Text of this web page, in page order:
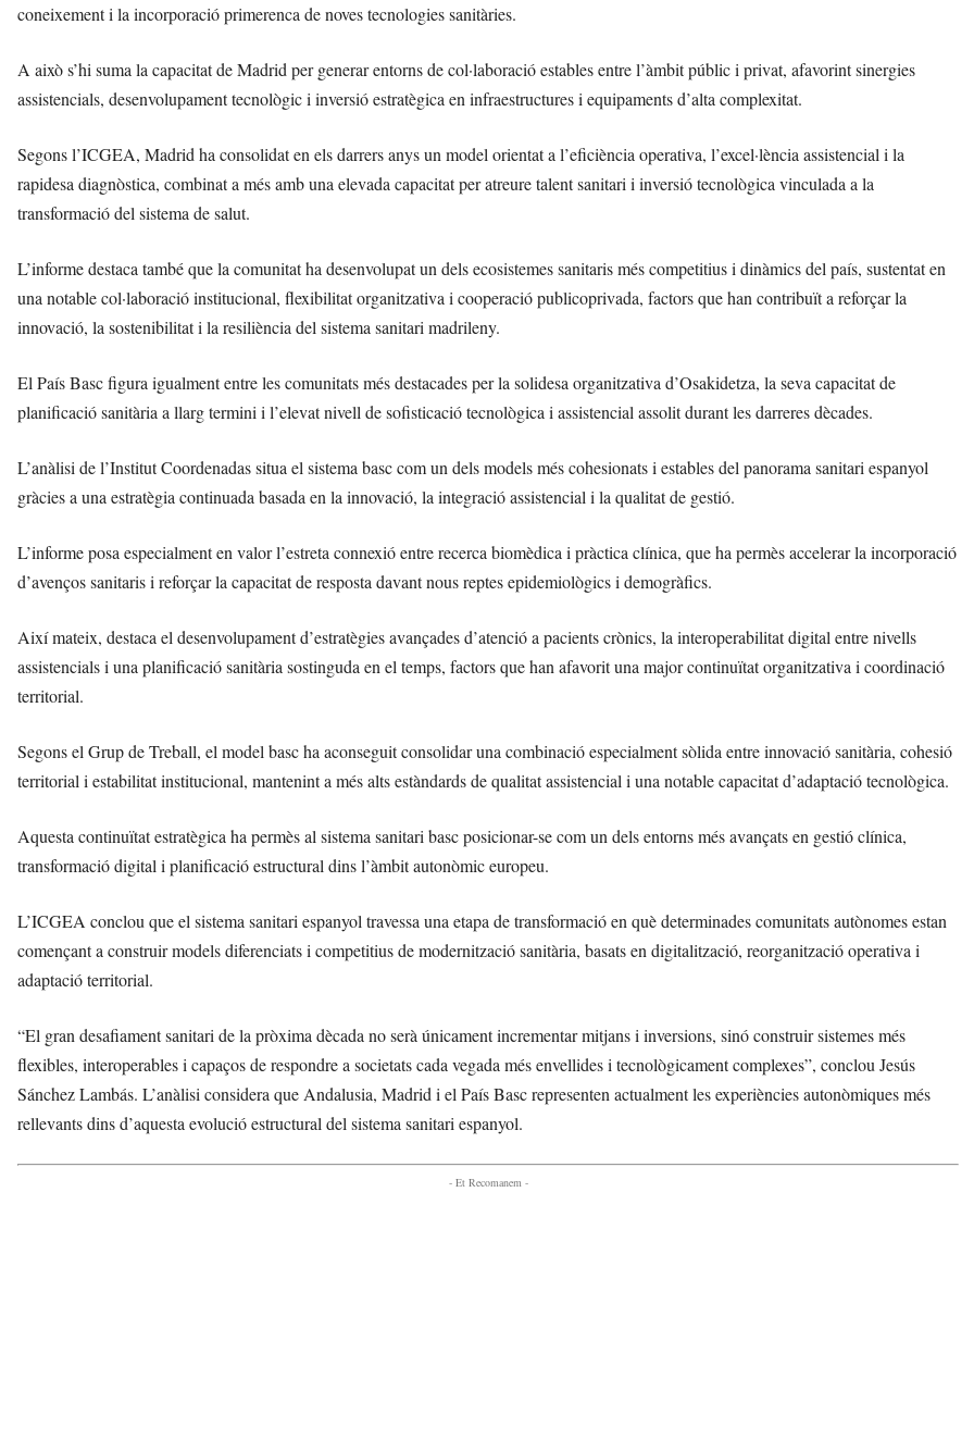
coneixement i la incorporació primerenca de noves tecnologies sanitàries.
A això s’hi suma la capacitat de Madrid per generar entorns de col·laboració estables entre l’àmbit públic i privat, afavorint sinergies
assistencials, desenvolupament tecnològic i inversió estratègica en infraestructures i equipaments d’alta complexitat.
Segons l’ICGEA, Madrid ha consolidat en els darrers anys un model orientat a l’eficiència operativa, l’excel·lència assistencial i la
rapidesa diagnòstica, combinat a més amb una elevada capacitat per atreure talent sanitari i inversió tecnològica vinculada a la
transformació del sistema de salut.
L’informe destaca també que la comunitat ha desenvolupat un dels ecosistemes sanitaris més competitius i dinàmics del país, sustentat en
una notable col·laboració institucional, flexibilitat organitzativa i cooperació publicoprivada, factors que han contribuït a reforçar la
innovació, la sostenibilitat i la resiliència del sistema sanitari madrileny.
El País Basc figura igualment entre les comunitats més destacades per la solidesa organitzativa d’Osakidetza, la seva capacitat de
planificació sanitària a llarg termini i l’elevat nivell de sofisticació tecnològica i assistencial assolit durant les darreres dècades.
L’anàlisi de l’Institut Coordenadas situa el sistema basc com un dels models més cohesionats i estables del panorama sanitari espanyol
gràcies a una estratègia continuada basada en la innovació, la integració assistencial i la qualitat de gestió.
L’informe posa especialment en valor l’estreta connexió entre recerca biomèdica i pràctica clínica, que ha permès accelerar la incorporació
d’avenços sanitaris i reforçar la capacitat de resposta davant nous reptes epidemiològics i demogràfics.
Així mateix, destaca el desenvolupament d’estratègies avançades d’atenció a pacients crònics, la interoperabilitat digital entre nivells
assistencials i una planificació sanitària sostinguda en el temps, factors que han afavorit una major continuïtat organitzativa i coordinació
territorial.
Segons el Grup de Treball, el model basc ha aconseguit consolidar una combinació especialment sòlida entre innovació sanitària, cohesió
territorial i estabilitat institucional, mantenint a més alts estàndards de qualitat assistencial i una notable capacitat d’adaptació tecnològica.
Aquesta continuïtat estratègica ha permès al sistema sanitari basc posicionar-se com un dels entorns més avançats en gestió clínica,
transformació digital i planificació estructural dins l’àmbit autonòmic europeu.
L’ICGEA conclou que el sistema sanitari espanyol travessa una etapa de transformació en què determinades comunitats autònomes estan
començant a construir models diferenciats i competitius de modernització sanitària, basats en digitalització, reorganització operativa i
adaptació territorial.
“El gran desafiament sanitari de la pròxima dècada no serà únicament incrementar mitjans i inversions, sinó construir sistemes més
flexibles, interoperables i capaços de respondre a societats cada vegada més envellides i tecnològicament complexes”, conclou Jesús
Sánchez Lambás. L’anàlisi considera que Andalusia, Madrid i el País Basc representen actualment les experiències autonòmiques més
rellevants dins d’aquesta evolució estructural del sistema sanitari espanyol.
- Et Recomanem -